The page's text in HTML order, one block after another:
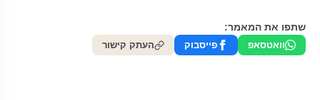
שתפו את המאמר:
וואטסאפ פייסבוק העתק קישור